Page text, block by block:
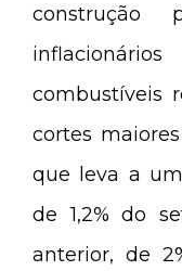
construção
combustíveis
cortes
que leva a
de 1,2% do
anterior, de